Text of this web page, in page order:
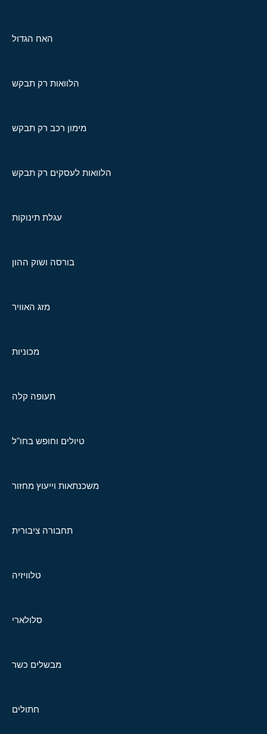
האח הגדול
הלוואות רק תבקש
מימון רכב רק תבקש
הלוואות לעסקים רק תבקש
עגלת תינוקות
בורסה ושוק ההון
מזג האוויר
מכוניות
תעופה קלה
טיולים וחופש בחו"ל
משכנתאות וייעוץ מחזור
תחבורה ציבורית
טלוויזיה
סלולארי
מבשלים כשר
חתולים